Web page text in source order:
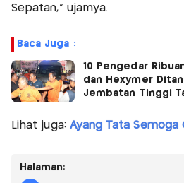
Sepatan," ujarnya.
Baca Juga :
10 Pengedar
dan Hexymer
Jembatan Tinggi
Lihat juga: Ayang Tata Semoga
Halaman: